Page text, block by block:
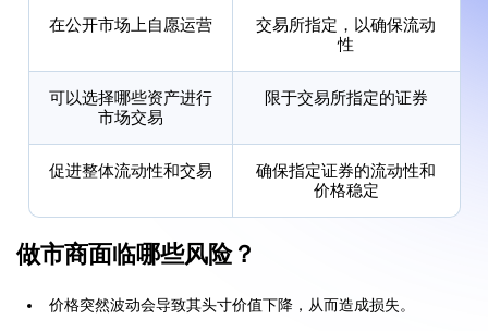
在公开市场上自愿运营
交易所指定，以确保流动
性
可以选择哪些资产进行
市场交易
限于交易所指定的证券
促进整体流动性和交易
确保指定证券的流动性和
价格稳定
做市商面临哪些风险？
价格突然波动会导致其头寸价值下降，从而造成损失。